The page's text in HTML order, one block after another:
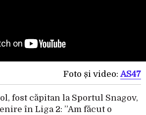
Foto și video:AS47
fost căpitan la Sportul Snagov,
în Liga 2: ”Am făcut o